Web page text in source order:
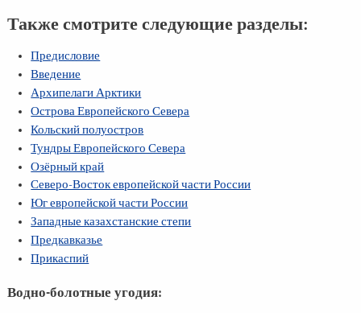
Также смотрите следующие разделы:
Предисловие
Введение
Архипелаги Арктики
Острова Европейского Севера
Кольский полуостров
Тундры Европейского Севера
Озёрный край
Северо-Восток европейской части России
Юг европейской части России
Западные казахстанские степи
Предкавказье
Прикаспий
Водно-болотные угодия: